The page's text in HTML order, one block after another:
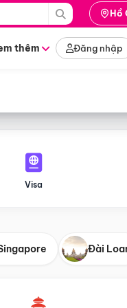
Hồ
thêm Đăng nhập
Visa
Đài